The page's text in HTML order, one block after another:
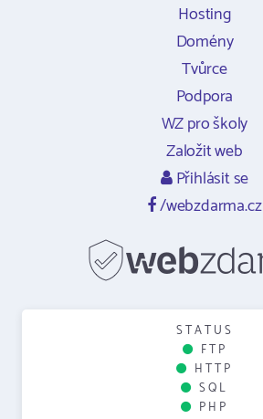
Hosting
Domény
Tvůrce
Podpora
WZ pro školy
Založit web
Přihlásit se
/webzdarma.cz
STATUS
FTP
HTTP
SQL
PHP